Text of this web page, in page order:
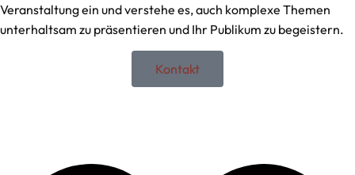
Veranstaltung ein und verstehe es, auch komplexe Themen
unterhaltsam zu präsentieren und Ihr Publikum zu begeistern.
Kontakt